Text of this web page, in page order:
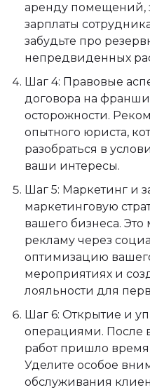
аренду помещений,
зарплаты
забудьте про
непредвиденных
Шаг 4: Правовые
договора на
осторожности.
опытного юриста,
разобраться в
ваши интересы.
Шаг 5: Маркетинг и
маркетинговую
вашего бизнеса.
рекламу через
оптимизацию
мероприятиях и
лояльности для
Шаг 6: Открытие и
операциями. После
работ пришло
Уделите особое
обслуживания